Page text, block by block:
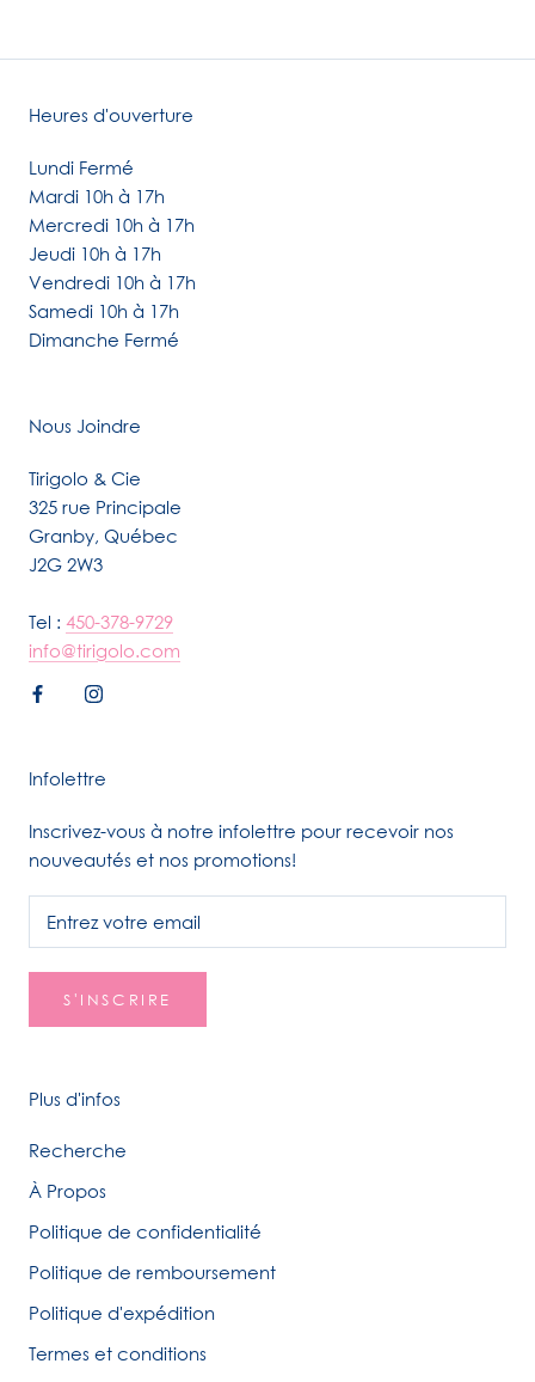
Heures d'ouverture
Lundi Fermé
Mardi 10h à 17h
Mercredi 10h à 17h
Jeudi 10h à 17h
Vendredi 10h à 17h
Samedi 10h à 17h
Dimanche Fermé
Nous Joindre
Tirigolo & Cie
325 rue Principale
Granby, Québec
J2G 2W3
Tel : 450-378-9729
info@tirigolo.com
Infolettre
Inscrivez-vous à notre infolettre pour recevoir nos
nouveautés et nos promotions!
S'INSCRIRE
Plus d'infos
Recherche
À Propos
Politique de confidentialité
Politique de remboursement
Politique d'expédition
Termes et conditions